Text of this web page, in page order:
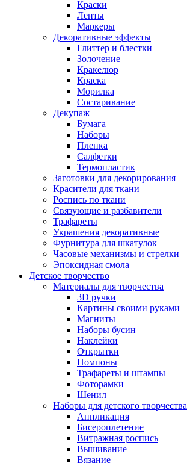
Краски
Ленты
Маркеры
Декоративные эффекты
Глиттер и блестки
Золочение
Кракелюр
Краска
Морилка
Состаривание
Декупаж
Бумага
Наборы
Пленка
Салфетки
Термопластик
Заготовки для декорирования
Красители для ткани
Роспись по ткани
Связующие и разбавители
Трафареты
Украшения декоративные
Фурнитура для шкатулок
Часовые механизмы и стрелки
Эпоксидная смола
Детское творчество
Материалы для творчества
3D ручки
Картины своими руками
Магниты
Наборы бусин
Наклейки
Открытки
Помпоны
Трафареты и штампы
Фоторамки
Шенил
Наборы для детского творчества
Аппликация
Бисероплетение
Витражная роспись
Вышивание
Вязание